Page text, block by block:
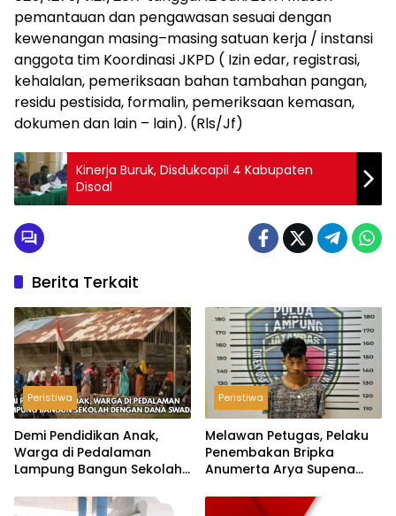
pemantauan dan pengawasan sesuai dengan
kewenangan masing–masing satuan kerja / instansi
anggota tim Koordinasi JKPD ( Izin edar, registrasi,
kehalalan, pemeriksaan bahan tambahan pangan,
residu pestisida, formalin, pemeriksaan kemasan,
dokumen dan lain – lain). (Rls/Jf)
Kinerja Buruk, Disdukcapil 4 Kabupaten
Disoal
Berita Terkait
Peristiwa
Demi Pendidikan Anak,
Warga di Pedalaman
Lampung Bangun Sekolah
Peristiwa
Melawan Petugas, Pelaku
Penembakan Bripka
Anumerta Arya Supena
Hantu